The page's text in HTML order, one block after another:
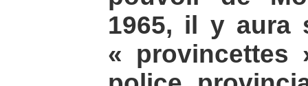
1965, il y aura
« provincettes